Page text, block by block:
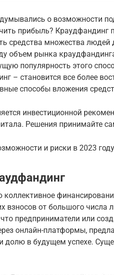
о возможности
прибыль? Краудфандинг
средства множества
объем рынка
популярность этого
– становится все более
способы вложения
инвестиционной
Решения принимайте
от большого числа
предприниматели или
онлайн-платформы,
долю в будущем успехе.